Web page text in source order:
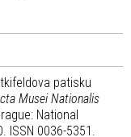
patisku
Musei Nationalis
National
ISSN 0036-5351.